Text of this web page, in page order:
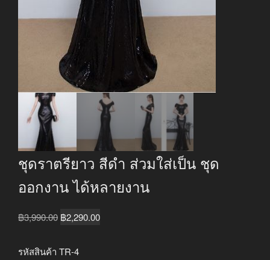
ชุดราตรียาว สีดำ ส่วมใส่เป็น ชุด
ออกงาน ได้หลายงาน
฿3,990.00 Original
was:
฿2,290.00Current
รหัสสินค้า TR-4